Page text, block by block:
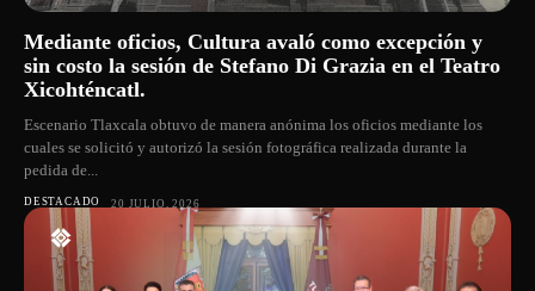
Mediante oficios, Cultura avaló como excepción y
sin costo la sesión de Stefano Di Grazia en el Teatro
Xicohténcatl.
Escenario Tlaxcala obtuvo de manera anónima los oficios mediante los
cuales se solicitó y autorizó la sesión fotográfica realizada durante la
pedida de...
DESTACADO 20 JULIO, 2026